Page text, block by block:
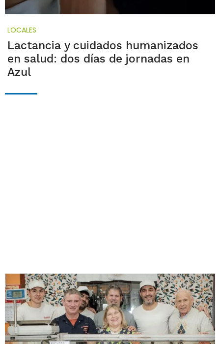
LOCALES
Lactancia y cuidados humanizados
en salud: dos días de jornadas en
Azul